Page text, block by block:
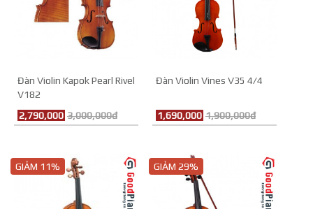
Đàn Violin Kapok Pearl Rivel
V182
2,790,000 3,000,000đ
Đàn Violin Vines V35 4/4
1,690,000 1,900,000đ
GIẢM 11% GIẢM 29%